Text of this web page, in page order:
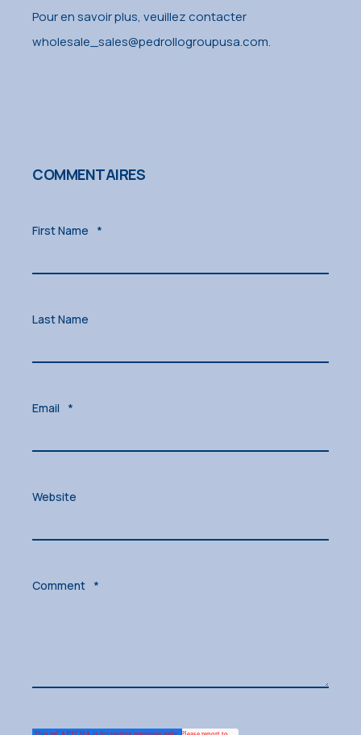
Pour en savoir plus, veuillez contacter
wholesale_sales@pedrollogroupusa.com.
COMMENTAIRES
First Name *
Last Name
Email *
Website
Comment *